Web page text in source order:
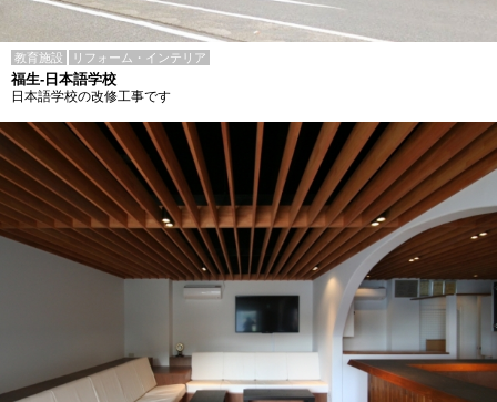
教育施設 リフォーム・インテリア
福生-日本語学校
日本語学校の改修工事です